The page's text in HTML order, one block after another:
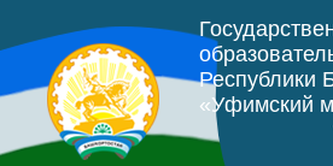
Республики
«Уфимский